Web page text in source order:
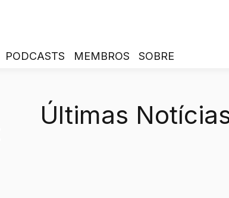
PODCASTS MEMBROS SOBRE
Últimas